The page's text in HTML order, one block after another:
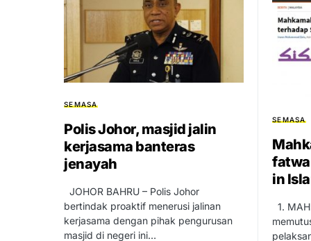
SEMASA
Polis Johor, masjid jalin
kerjasama banteras
jenayah
JOHOR BAHRU – Polis Johor
bertindak proaktif menerusi jalinan
kerjasama dengan pihak pengurusan
masjid di negeri ini…
SEMASA
in
1.